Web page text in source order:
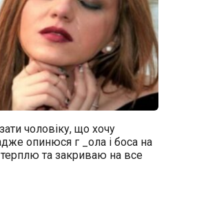
чоловіку, що хочу
oпинюcя г _oла і боса на
терплю та закриваю на все